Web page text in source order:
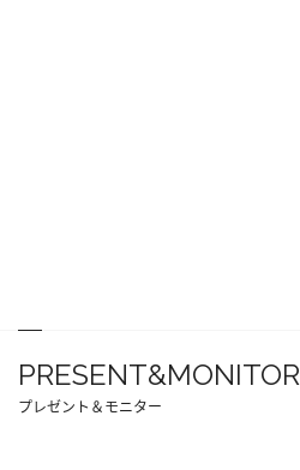
PRESENT&MONITOR
プレゼント＆モニター